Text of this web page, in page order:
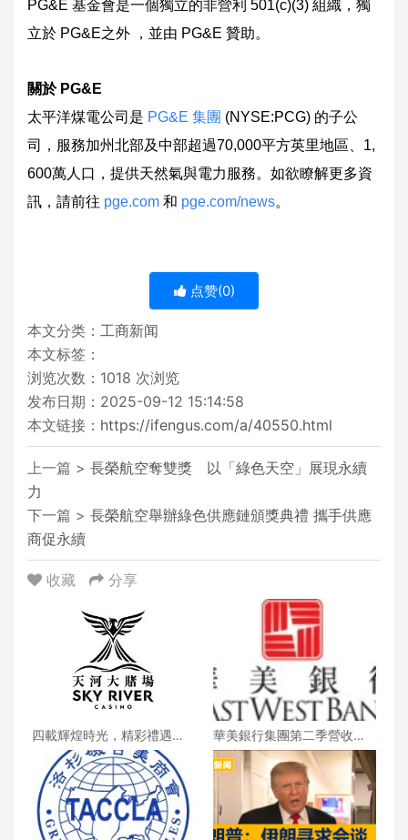
PG&E 基金會是一個獨立的非營利 501(c)(3) 組織，獨
立於 PG&E之外 ，並由 PG&E 贊助。
關於 PG&E
太平洋煤電公司是 PG&E 集團 (NYSE:PCG) 的子公
司，服務加州北部及中部超過70,000平方英里地區、1,
600萬人口，提供天然氣與電力服務。如欲瞭解更多資
訊，請前往 pge.com 和 pge.com/news。
点赞(0)
本文分类： 工商新闻
本文标签：
浏览次数： 1018 次浏览
发布日期：2025-09-12 15:14:58
本文链接： https://ifengus.com/a/40550.html
上一篇 > 長榮航空奪雙獎 以「綠色天空」展現永續
力
下一篇 > 長榮航空舉辦綠色供應鏈頒獎典禮 攜手供應
商促永續
收藏 分享
四載輝煌時光，精彩禮遇歡
慶一整月
華美銀行集團第二季營收創
新高 每股收益年增18%